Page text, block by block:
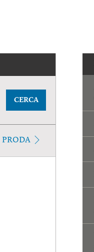
CERCA
PRODA